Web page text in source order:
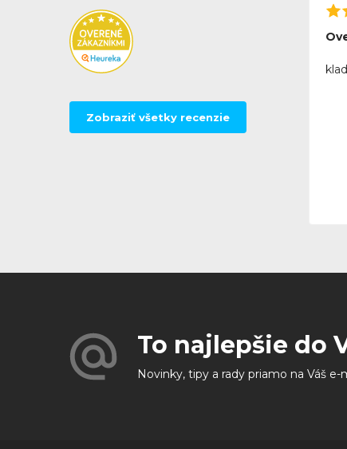
Zobraziť všetky recenzie
To najlepšie do
Novinky, tipy a rady priamo na Váš e-